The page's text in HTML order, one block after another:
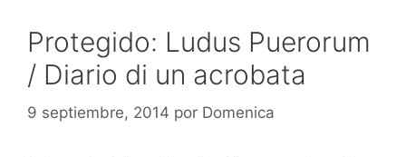
Protegido: Ludus Puerorum
/ Diario di un acrobata
9 septiembre, 2014 por Domenica